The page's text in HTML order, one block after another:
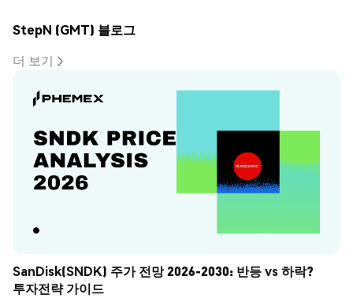
StepN (GMT) 블로그
더 보기
SanDisk(SNDK) 주가 전망 2026-2030: 반등 vs 하락?
투자전략 가이드